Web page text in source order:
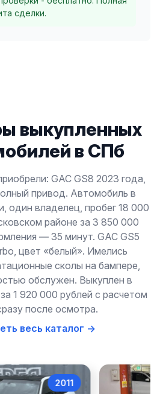
сделки.
выкупленных
в СПб
GAC GS8 2023 года,
привод. Автомобиль в
один владелец, пробег 18 000
районе за 3 850 000
— 35 минут. GAC GS5
цвет «белый». Имелись
сколы на бампере,
обслужен. Выкуплен в
1 920 000 рублей с расчетом
после осмотра.
весь каталог →
2011